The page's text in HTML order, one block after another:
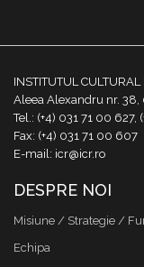
INSTITUTUL
Aleea Alexandru nr.
Tel.: (+4) 031 71 00 627,
Fax: (+4) 031 71 00 607
E-mail: icr@icr.ro
DESPRE NOI
Misiune / Strategie /
Echipa